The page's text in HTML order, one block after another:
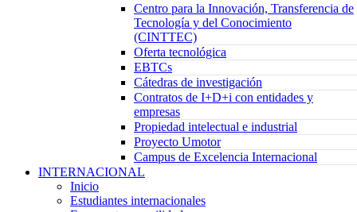
Centro para la Innovación, Transferencia de
Tecnología y del Conocimiento
(CINTTEC)
Oferta tecnológica
EBTCs
Cátedras de investigación
Contratos de I+D+i con entidades y
empresas
Propiedad intelectual e industrial
Proyecto Umotor
Campus de Excelencia Internacional
INTERNACIONAL
Inicio
Estudiantes internacionales